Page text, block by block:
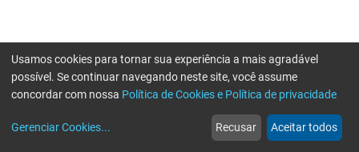
web
Notícias
more_horiz
Mais
Usamos cookies para tornar sua experiência a mais agradável
possível. Se continuar navegando neste site, você assume
concordar com nossa Política de Cookies e Política de privacidade
Gerenciar Cookies... Recusar Aceitar todos
Erro ao enviar informações, por favor tente novamente